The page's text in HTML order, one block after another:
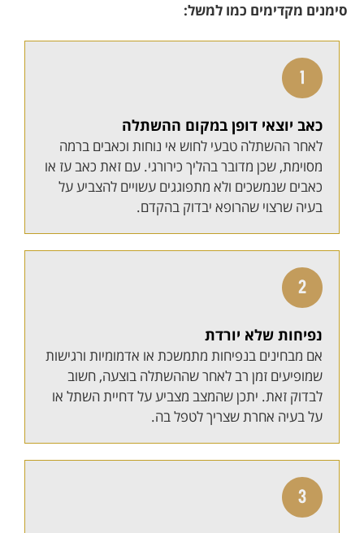
סימנים מקדימים כמו למשל:
כאב יוצאי דופן במקום ההשתלה
לאחר ההשתלה טבעי לחוש אי נוחות וכאבים ברמה
מסוימת, שכן מדובר בהליך כירורגי. עם זאת כאב עז או
כאבים שנמשכים ולא מתפוגגים עשויים להצביע על
בעיה שרצוי שהרופא יבדוק בהקדם.
נפיחות שלא יורדת
אם מבחינים בנפיחות מתמשכת או אדמומיות ורגישות
שמופיעים זמן רב לאחר שההשתלה בוצעה, חשוב
לבדוק זאת. יתכן שהמצב מצביע על דחיית השתל או
על בעיה אחרת שצריך לטפל בה.